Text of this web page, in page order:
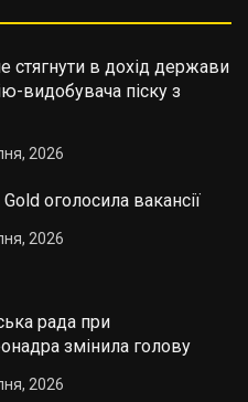
стягнути в дохід держави
видобувача піску з
2026
оголосила вакансії
2026
рада при
змінила голову
2026